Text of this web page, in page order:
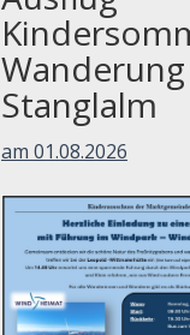
Wanderung
Stanglalm
am 01.08.2026